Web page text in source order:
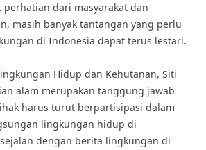
perhatian dari masyarakat dan
masih banyak tantangan yang perlu
di Indonesia dapat terus lestari.
Hidup dan Kehutanan, Siti
alam merupakan tanggung jawab
harus turut berpartisipasi dalam
lingkungan hidup di
dengan berita lingkungan di